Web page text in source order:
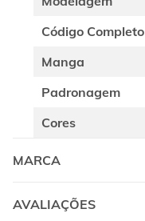
Código Completo
Manga
Padronagem
Cores
MARCA
AVALIAÇÕES